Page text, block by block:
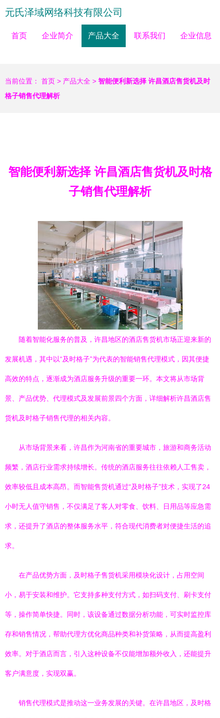
元氏泽域网络科技有限公司
首页 企业简介 产品大全 联系我们 企业信息
当前位置： 首页 > 产品大全 > 智能便利新选择 许昌酒店售货机及时
格子销售代理解析
智能便利新选择 许昌酒店售货机及时格
子销售代理解析
随着智能化服务的普及，许昌地区的酒店售货机市场正迎来新的
发展机遇，其中以“及时格子”为代表的智能销售代理模式，因其便捷
高效的特点，逐渐成为酒店服务升级的重要一环。本文将从市场背
景、产品优势、代理模式及发展前景四个方面，详细解析许昌酒店售
货机及时格子销售代理的相关内容。
从市场背景来看，许昌作为河南省的重要城市，旅游和商务活动
频繁，酒店行业需求持续增长。传统的酒店服务往往依赖人工售卖，
效率较低且成本高昂。而智能售货机通过“及时格子”技术，实现了24
小时无人值守销售，不仅满足了客人对零食、饮料、日用品等应急需
求，还提升了酒店的整体服务水平，符合现代消费者对便捷生活的追
求。
在产品优势方面，及时格子售货机采用模块化设计，占用空间
小，易于安装和维护。它支持多种支付方式，如扫码支付、刷卡支付
等，操作简单快捷。同时，该设备通过数据分析功能，可实时监控库
存和销售情况，帮助代理方优化商品种类和补货策略，从而提高盈利
效率。对于酒店而言，引入这种设备不仅能增加额外收入，还能提升
客户满意度，实现双赢。
销售代理模式是推动这一业务发展的关键。在许昌地区，及时格